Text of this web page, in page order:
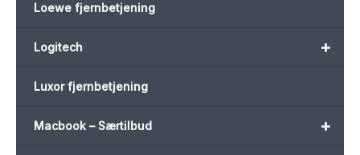
Loewe fjernbetjening
+
Logitech
Luxor fjernbetjening
+
Macbook – Særtilbud